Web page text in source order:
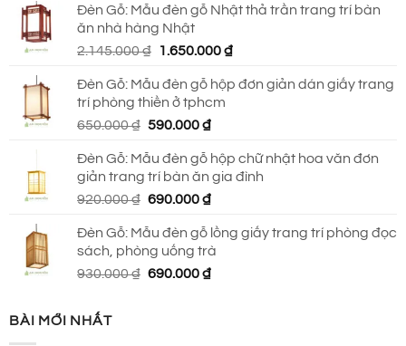
là:
2.790.000 ₫.
tại
2.150.000 ₫.
Đèn Gỗ: Mẫu đèn gỗ Nhật thả trần trang trí bàn
ăn nhà hàng Nhật
2.145.000₫
Giá
là:
2.145.000 ₫.
1.650.000₫Giá
tại
Đèn Gỗ: Mẫu đèn gỗ hộp đơn giản dán giấy trang
trí phòng thiền ở tphcm
650.000₫ Giá
là:
650.000 ₫.
590.000₫Giá
tại
là:
590.000 ₫.
Đèn Gỗ: Mẫu đèn gỗ hộp chữ nhật hoa văn đơn
giản trang trí bàn ăn gia đình
920.000₫ Giá
là:
920.000 ₫.
690.000₫Giá
tại
là:
690.000 ₫.
Đèn Gỗ: Mẫu đèn gỗ lồng giấy trang trí phòng đọc
sách, phòng uống trà
930.000₫ Giá
690.000₫Giá
BÀI MỚI NHẤT